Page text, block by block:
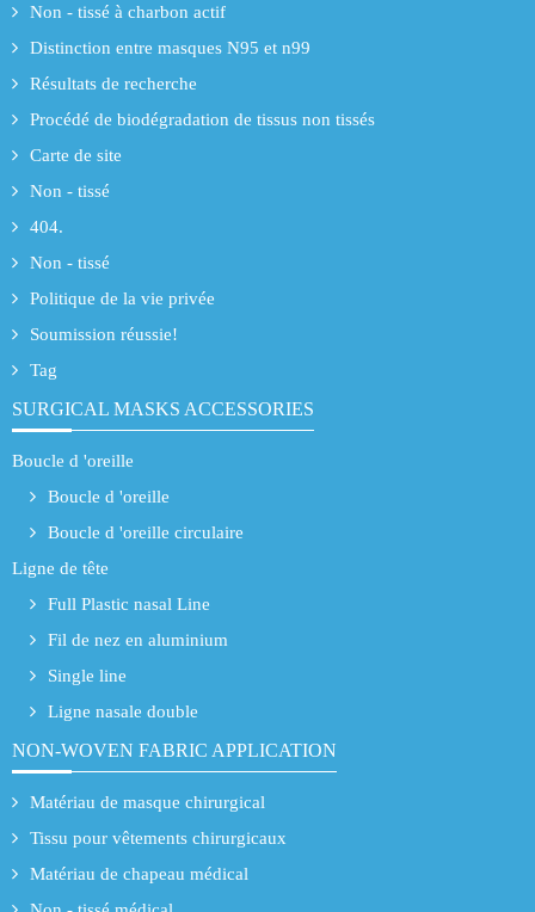
Non - tissé à charbon actif
Distinction entre masques N95 et n99
Résultats de recherche
Procédé de biodégradation de tissus non tissés
Carte de site
Non - tissé
404.
Non - tissé
Politique de la vie privée
Soumission réussie!
Tag
SURGICAL MASKS ACCESSORIES
Boucle d 'oreille
Boucle d 'oreille
Boucle d 'oreille circulaire
Ligne de tête
Full Plastic nasal Line
Fil de nez en aluminium
Single line
Ligne nasale double
NON-WOVEN FABRIC APPLICATION
Matériau de masque chirurgical
Tissu pour vêtements chirurgicaux
Matériau de chapeau médical